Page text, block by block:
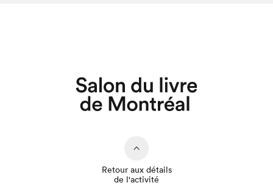
Retour aux détails
de l'activité